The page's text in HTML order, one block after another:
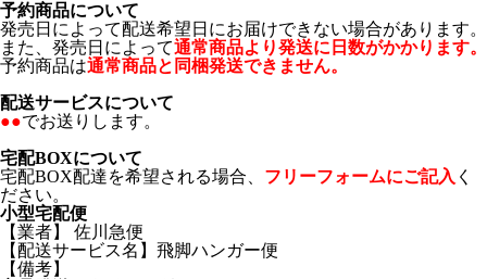
予約商品について
発売日によって配送希望日にお届けできない場合があります。
また、発売日によって通常商品より発送に日数がかかります。
予約商品は通常商品と同梱発送できません。
配送サービスについて
●●でお送りします。
宅配BOXについて
宅配BOX配達を希望される場合、 フリーフォームにご記入 く
ださい。
小型宅配便
【業者】 佐川急便
【配送サービス名】飛脚ハンガー便
【備考】